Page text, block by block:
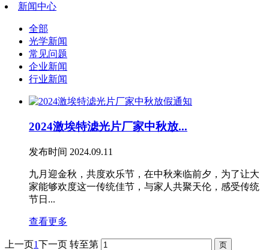
新闻中心
全部
光学新闻
常见问题
企业新闻
行业新闻
2024激埃特滤光片厂家中秋放...
发布时间 2024.09.11
九月迎金秋，共度欢乐节，在中秋来临前夕，为了让大
家能够欢度这一传统佳节，与家人共聚天伦，感受传统
节日...
查看更多
上一页1下一页 转至第